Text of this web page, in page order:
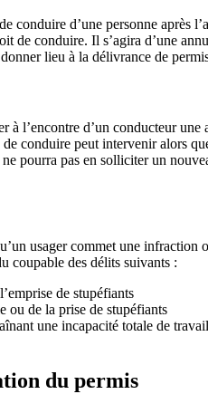
conduire d’une personne
conduire. Il s’agira d’une
lieu à la délivrance de
l’encontre d’un conducteur
conduire peut intervenir alors
pourra pas en solliciter un
usager commet une
coupable des délits suivants :
de stupéfiants
ou de la prise de stupéfiants
une incapacité totale de
du permis